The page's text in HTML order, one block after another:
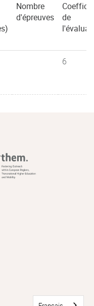
Nombre
d'épreuves
de
6